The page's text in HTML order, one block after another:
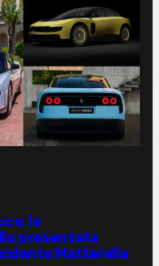
la
presentata
Mattarella